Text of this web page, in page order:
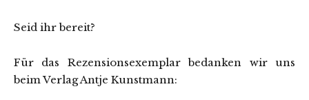
Seid ihr bereit?
Für das Rezensionsexemplar bedanken wir uns
beim Verlag Antje Kunstmann: